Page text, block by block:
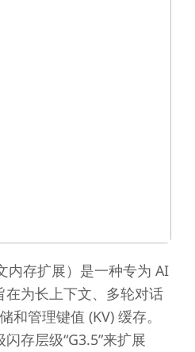
内存扩展）是一种专为 AI
为长上下文、多轮对话
和管理键值 (KV) 缓存。
存层级“G3.5”来扩展